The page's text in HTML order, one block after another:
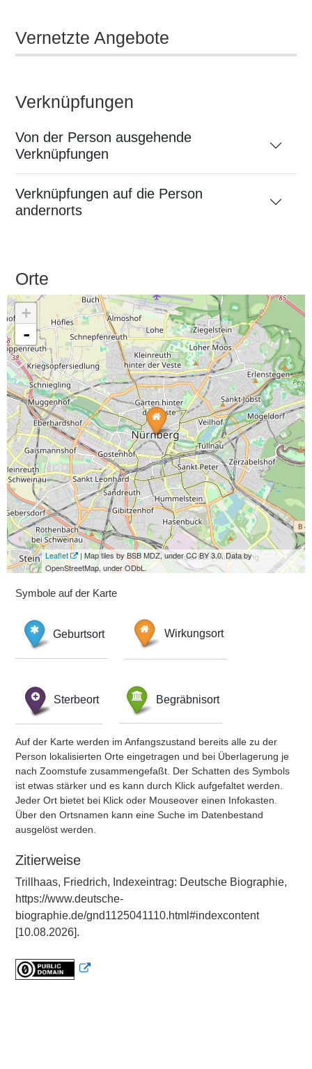
Vernetzte Angebote
Verknüpfungen
Von der Person ausgehende
Verknüpfungen
Verknüpfungen auf die Person
andernorts
Orte
+
-
Leaflet
| Map tiles by BSB MDZ, under CC BY 3.0. Data by
OpenStreetMap, under ODbL.
Symbole auf der Karte
Geburtsort Wirkungsort
Sterbeort Begräbnisort
Auf der Karte werden im Anfangszustand bereits alle zu der
Person lokalisierten Orte eingetragen und bei Überlagerung je
nach Zoomstufe zusammengefaßt. Der Schatten des Symbols
ist etwas stärker und es kann durch Klick aufgefaltet werden.
Jeder Ort bietet bei Klick oder Mouseover einen Infokasten.
Über den Ortsnamen kann eine Suche im Datenbestand
ausgelöst werden.
Zitierweise
Trillhaas, Friedrich, Indexeintrag: Deutsche Biographie,
https://www.deutsche-
biographie.de/gnd1125041110.html#indexcontent
[10.08.2026].